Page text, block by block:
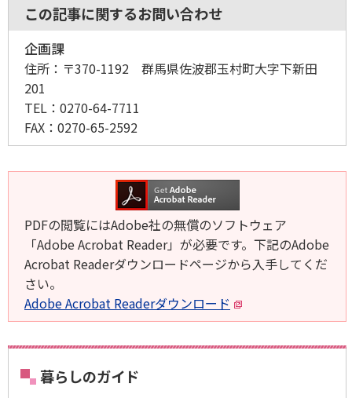
この記事に関するお問い合わせ
企画課
住所： 〒370-1192 群馬県佐波郡玉村町大字下新田
201
TEL： 0270-64-7711
FAX： 0270-65-2592
PDFの閲覧にはAdobe社の無償のソフトウェア
「Adobe Acrobat Reader」が必要です。下記のAdobe
Acrobat Readerダウンロードページから入手してくだ
さい。
Adobe Acrobat Readerダウンロード
暮らしのガイド